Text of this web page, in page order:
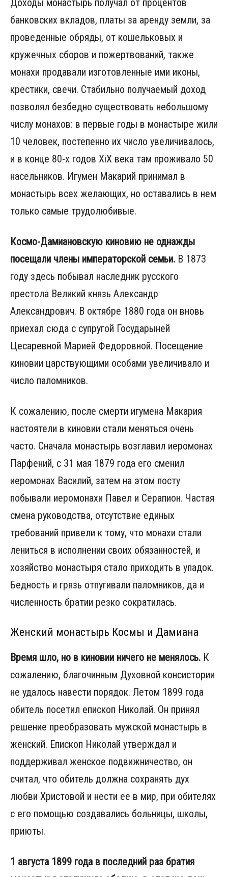
Доходы монастырь получал от процентов
банковских вкладов, платы за аренду земли, за
проведенные обряды, от кошельковых и
кружечных сборов и пожертвований, также
монахи продавали изготовленные ими иконы,
крестики, свечи. Стабильно получаемый доход
позволял безбедно существовать небольшому
числу монахов: в первые годы в монастыре жили
10 человек, постепенно их число увеличивалось,
и в конце 80-х годов XiX века там проживало 50
насельников. Игумен Макарий принимал в
монастырь всех желающих, но оставались в нем
только самые трудолюбивые.
Космо-Дамиановскую киновию не однажды
посещали члены императорской семьи. В 1873
году здесь побывал наследник русского
престола Великий князь Александр
Александрович. В октябре 1880 года он вновь
приехал сюда с супругой Государыней
Цесаревной Марией Федоровной. Посещение
киновии царствующими особами увеличивало и
число паломников.
К сожалению, после смерти игумена Макария
настоятели в киновии стали меняться очень
часто. Сначала монастырь возглавил иеромонах
Парфений, с 31 мая 1879 года его сменил
иеромонах Василий, затем на этом посту
побывали иеромонахи Павел и Серапион. Частая
смена руководства, отсутствие единых
требований привели к тому, что монахи стали
лениться в исполнении своих обязанностей, и
хозяйство монастыря стало приходить в упадок.
Бедность и грязь отпугивали паломников, да и
численность братии резко сократилась.
Женский монастырь Космы и Дамиана
Время шло, но в киновии ничего не менялось. К
сожалению, благочинным Духовной консистории
не удалось навести порядок. Летом 1899 года
обитель посетил епископ Николай. Он принял
решение преобразовать мужской монастырь в
женский. Епископ Николай утверждал и
поддерживал женское подвижничество, он
считал, что обитель должна сохранять дух
любви Христовой и нести ее в мир, при обителях
с его помощью создавались больницы, школы,
приюты.
1 августа 1899 года в последний раз братия